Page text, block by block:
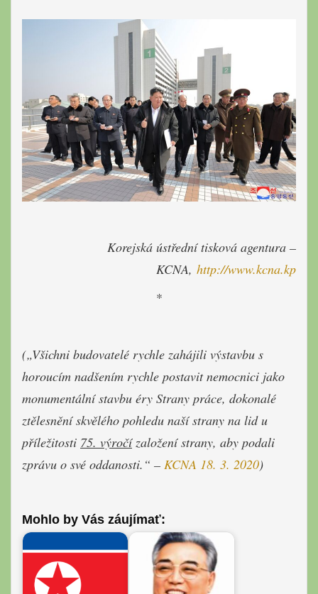
Korejská ústřední tisková agentura –
KCNA, http://www.kcna.kp
*
(„Všichni budovatelé rychle zahájili výstavbu s
horoucím nadšením rychle postavit nemocnici jako
monumentální stavbu éry Strany práce, dokonalé
ztělesnění skvělého pohledu naší strany na lid u
příležitosti 75. výročízaložení strany, aby podali
zprávu o své oddanosti.“ – KCNA 18. 3. 2020)
Mohlo by Vás záujímať: